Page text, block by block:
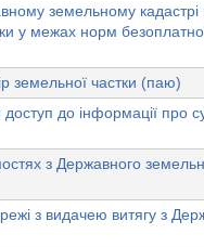
земельному кадастрі
у межах норм
земельної частки (паю)
до інформації про
з Державного
з видачею витягу з